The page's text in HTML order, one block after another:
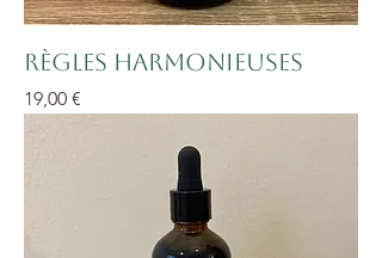
Règles harmonieuses
Prix
19,00 €